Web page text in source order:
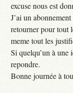
excuse nous est
J’ai un
retourner pour tout
meme tout les
Si quelqu’un à une
repondre.
Bonne journée à